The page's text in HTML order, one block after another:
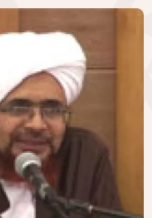
الصورة